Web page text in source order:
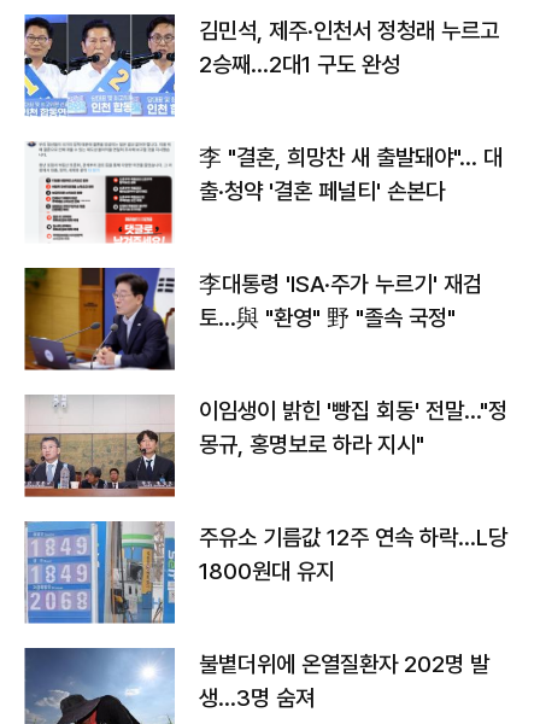
김민석, 제주·인천서 정청래 누르고
2승째…2대1 구도 완성
李 "결혼, 희망찬 새 출발돼야"… 대
출·청약 '결혼 페널티' 손본다
李대통령 'ISA·주가 누르기' 재검
토…與 "환영" 野 "졸속 국정"
이임생이 밝힌 '빵집 회동' 전말…"정
몽규, 홍명보로 하라 지시"
주유소 기름값 12주 연속 하락…L당
1800원대 유지
불볕더위에 온열질환자 202명 발
생…3명 숨져